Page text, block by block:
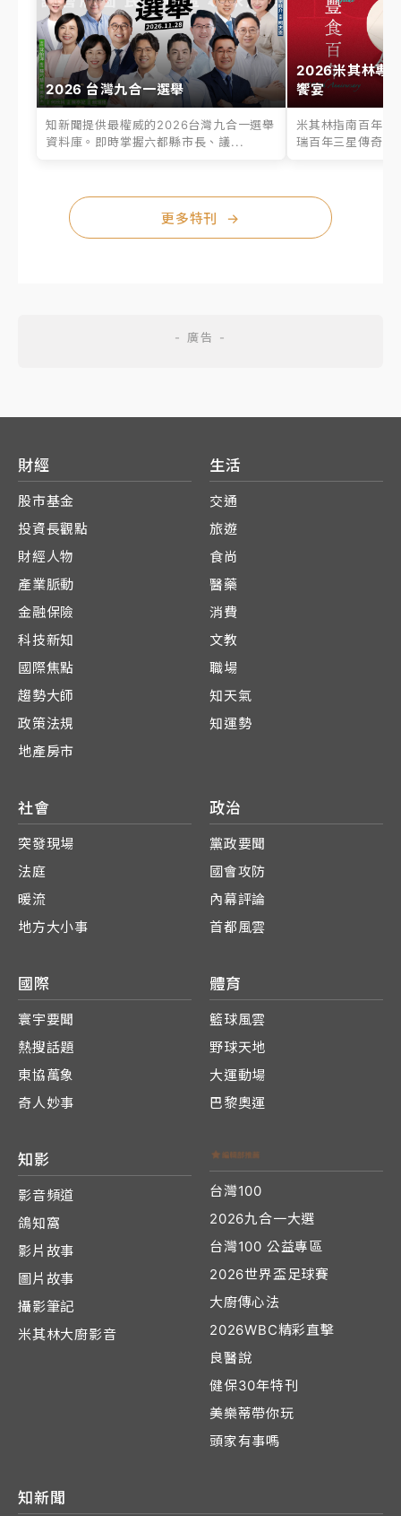
2026 台灣九合一選舉
知新聞提供最權威的2026台灣九合一選舉
資料庫。即時掌握六都縣市長、議...
2026米其林專
饗宴
米其林指南百年之
瑞百年三星傳奇、
更多特刊 →
財經
股市基金
投資長觀點
財經人物
產業脈動
金融保險
科技新知
國際焦點
趨勢大師
政策法規
地產房市
生活
交通
旅遊
食尚
醫藥
消費
文教
職場
知天氣
知運勢
社會
突發現場
法庭
暖流
地方大小事
政治
黨政要聞
國會攻防
內幕評論
首都風雲
國際
寰宇要聞
熱搜話題
東協萬象
奇人妙事
體育
籃球風雲
野球天地
大運動場
巴黎奧運
知影
影音頻道
鴿知窩
影片故事
圖片故事
攝影筆記
米其林大廚影音
台灣100
2026九合一大選
台灣100 公益專區
2026世界盃足球賽
大廚傳心法
2026WBC精彩直擊
良醫說
健保30年特刊
美樂蒂帶你玩
頭家有事嗎
知新聞